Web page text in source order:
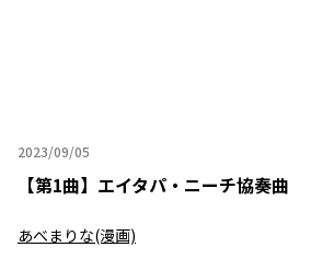
2023/09/05
2023年09月05日
【第1曲】 エイタパ・ニーチ協奏曲
あべまりな(漫画)